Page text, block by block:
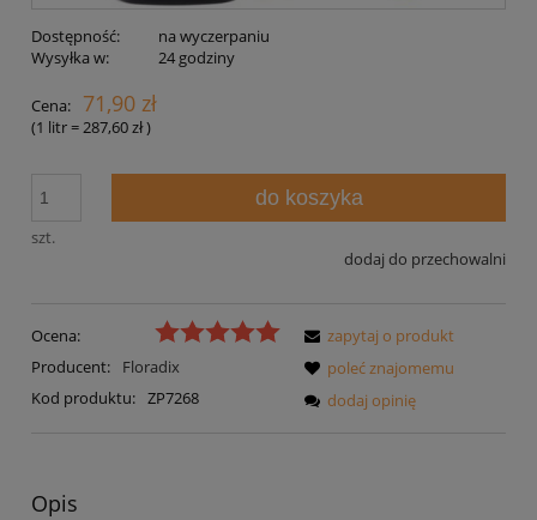
Dostępność:
na wyczerpaniu
Wysyłka w:
24 godziny
Cena: 71,90 zł
(1 litr=287,60 zł)
szt.
do koszyka
dodaj do przechowalni
Ocena:
Producent:
Floradix
Kod produktu: ZP7268
zapytaj o produkt
poleć znajomemu
dodaj opinię
Opis